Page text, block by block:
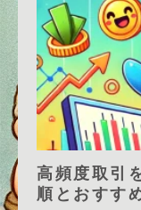
高頻度取引
順とおすす